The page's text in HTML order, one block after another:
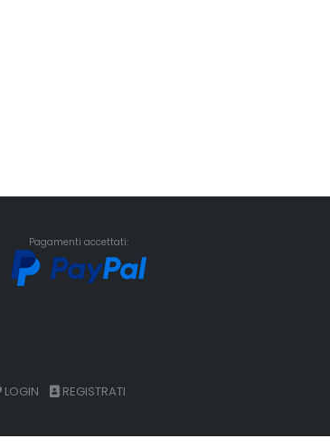
Pagamenti accettati:
LOGIN REGISTRATI